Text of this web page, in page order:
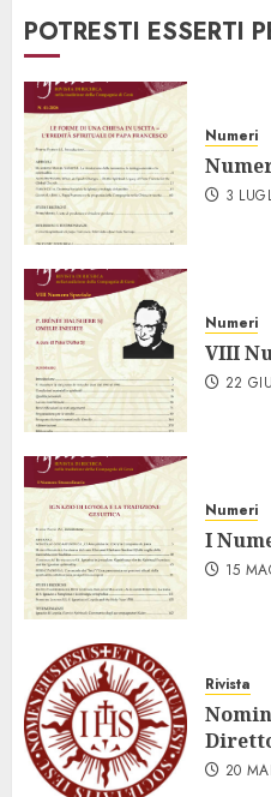
POTRESTI ESSERTI
Numeri
3
Numeri
VIII
22
Numeri
I
15
Rivista
20